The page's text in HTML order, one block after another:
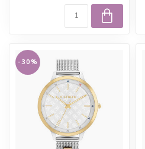
-30%